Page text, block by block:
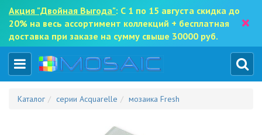
Акция "Двойная Выгода": С 1 по 15 августа скидка до
20% на весь ассортимент коллекций + бесплатная
доставка при заказе на сумму свыше 30000 руб.
×
Каталог серии Acquarelle мозаика Fresh